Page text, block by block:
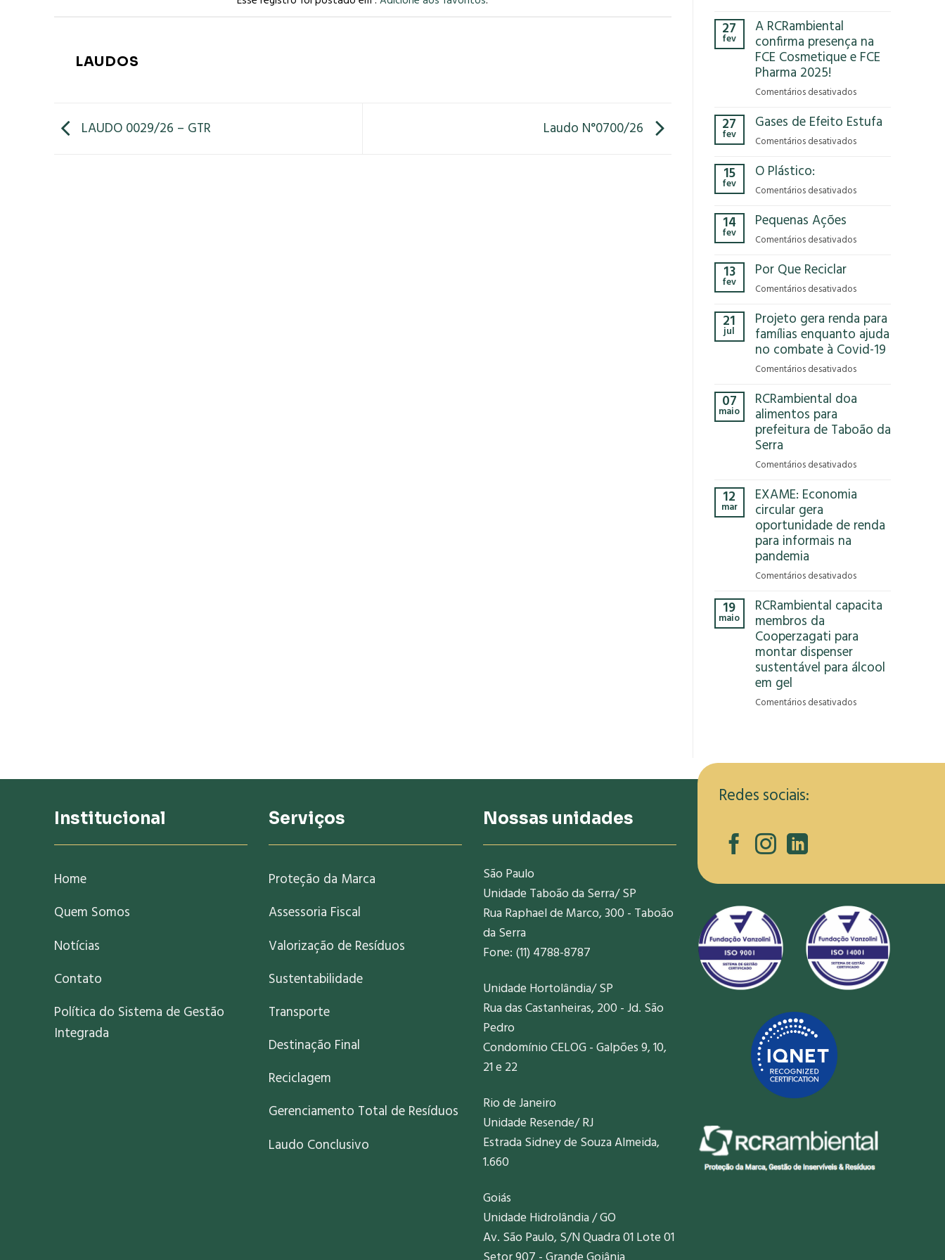
LAUDOS
LAUDO 0029/26 – GTR Laudo N°0700/26
parou
para
impacto
que
o
modelo
no
27
fev
A RCRambiental
confirma presença na
FCE Cosmetique e FCE
Pharma 2025!
Comentários desativadosem
RCRambiental
confirma
Cosmetique
Pharma
27
fev
Gases de Efeito Estufa
Comentários desativadosem
Efeito
15
fev
O Plástico:
Comentários desativadosem
14
fev
Pequenas Ações
Comentários desativadosem
13
fev
Por Que Reciclar
Comentários desativadosem
Que
Reciclar
21
jul
Projeto gera renda para
famílias enquanto ajuda
no combate à Covid-19
Comentários desativadosem
gera
para
ajuda
combate
Covid-
07
maio
RCRambiental doa
alimentos para
prefeitura de Taboão da
Serra
Comentários desativadosem
doa
para
da
Serra
12
mar
EXAME: Economia
circular gera
oportunidade de renda
para informais na
pandemia
Comentários desativadosem
Economia
gera
de
informais
19
maio
RCRambiental capacita
membros da
Cooperzagati para
montar dispenser
sustentável para álcool
em gel
Comentários desativadosem
da
Institucional
Home
Quem Somos
Notícias
Contato
Política do Sistema de Gestão
Integrada
Serviços
Proteção da Marca
Assessoria Fiscal
Valorização de Resíduos
Sustentabilidade
Transporte
Destinação Final
Reciclagem
Gerenciamento Total de Resíduos
Laudo Conclusivo
Nossas unidades
São Paulo
Unidade Taboão da Serra/ SP
Rua Raphael de Marco, 300 - Taboão
da Serra
Fone: (11) 4788-8787
Unidade Hortolândia/ SP
Rua das Castanheiras, 200 - Jd. São
Pedro
Condomínio CELOG - Galpões 9, 10,
21 e 22
Rio de Janeiro
Unidade Resende/ RJ
Estrada Sidney de Souza Almeida,
1.660
Goiás
Unidade Hidrolândia / GO
Av. São Paulo, S/N Quadra 01 Lote 01
Redes sociais: